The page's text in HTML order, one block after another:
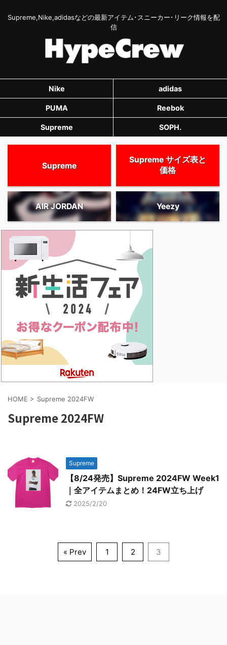
Supreme,Nike,adidasなどの最新アイテム･スニーカー･リーク情報を配
信
Nike adidas
PUMA Reebok
Supreme SOPH.
Supreme
Supreme サイズ表と
価格
AIR JORDAN Yeezy
HOME > Supreme 2024FW
Supreme 2024FW
Supreme
【8/24発売】Supreme 2024FW Week1
｜全アイテムまとめ！24FW立ち上げ
2025/2/20
« Prev 1 2 3